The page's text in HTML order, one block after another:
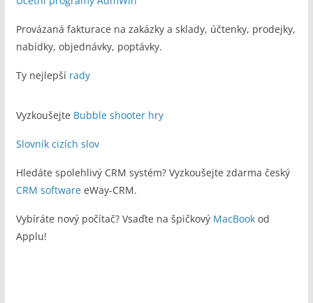
Provázaná fakturace na zakázky a sklady, účtenky, prodejky,
nabídky, objednávky, poptávky.
Ty nejlepší rady
Vyzkoušejte Bubble shooter hry
Slovník cizích slov
Hledáte spolehlivý CRM systém? Vyzkoušejte zdarma český
CRM softwareeWay-CRM.
Vybíráte nový počítač? Vsaďte na špičkový MacBookod
Applu!